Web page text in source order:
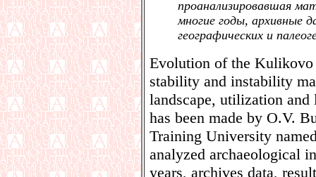
проанализировавшая
многие годы, архивные
географических и
Evolution of the
stability and instability
landscape, utilization
has been made by O.V.
Training University
analyzed archaeological
years, archives data,